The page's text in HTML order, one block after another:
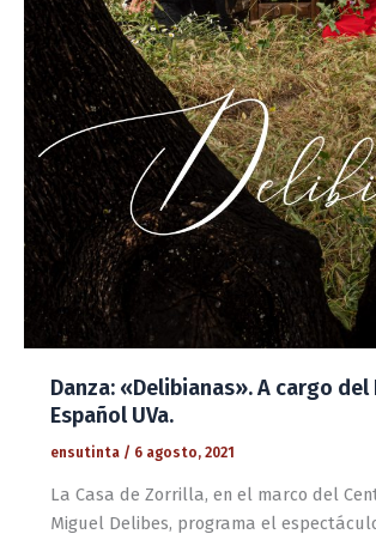
Danza: «Delibianas». A cargo
Español UVa.
ensutinta / 6 agosto, 2021
La Casa de Zorrilla, en el marco del
Miguel Delibes, programa el